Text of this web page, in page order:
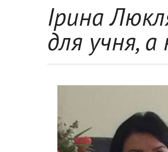
Ірина
для учня,